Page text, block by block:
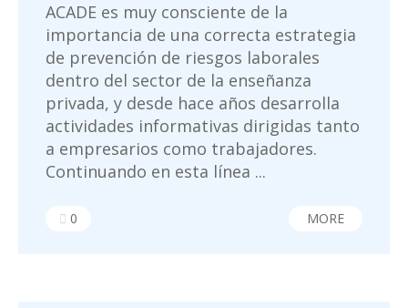
ACADE es muy consciente de la
importancia de una correcta estrategia
de prevención de riesgos laborales
dentro del sector de la enseñanza
privada, y desde hace años desarrolla
actividades informativas dirigidas tanto
a empresarios como trabajadores.
Continuando en esta línea ...
0 MORE